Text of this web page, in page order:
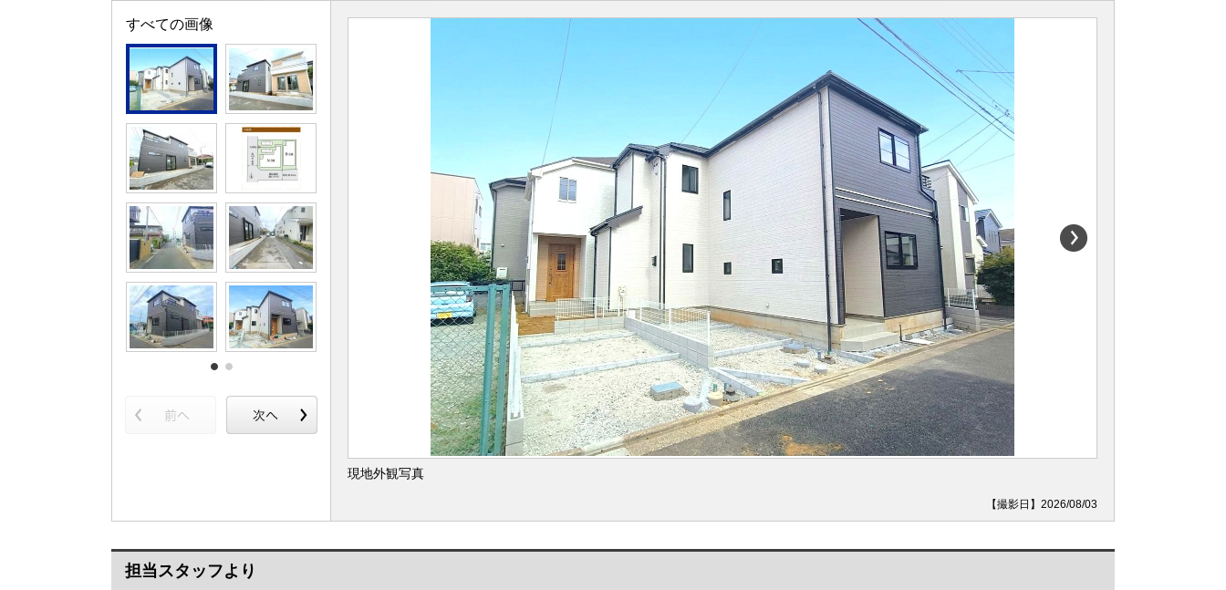
すべての画像
現地外観写真
【撮影日】2026/08/03
担当スタッフより
松戸･柏方面エリア
松戸･柏方面エリアの新築一戸建
松戸･柏方面エリアの中古一戸建
松戸･柏方面エリアのマンション
松戸･柏方面エリアの土地
四街道･佐倉･八千代方面エリアのマンション
四街道･佐倉･八千代方面エリアの土地
船橋･市川･浦安方面エリア
船橋･市川･浦安方面エリアの新築一戸建
船橋･市川･浦安方面エリアの中古一戸建
船橋･市川･浦安方面エリアのマンション
船橋･市川･浦安方面エリアの土地
千葉市エリア
千葉市エリアの新築一戸建
千葉市エリアの中古一戸建
千葉市エリアのマンション
千葉市エリアの土地
外房エリアの土地
内房エリア
内房エリアの新築一戸建
内房エリアの中古一戸建
内房エリアのマンション
内房エリアの土地
東京全域エリア
東京全域エリアの新築一戸建
東京全域エリアの中古一戸建
東京全域エリアのマンション
東京全域エリアの土地
神奈川全域エリア
神奈川全域エリアの新築一戸建
神奈川全域エリアの中古一戸建
神奈川全域エリアのマンション
沖縄全域エリア
沖縄全域エリアの新築一戸建
沖縄全域エリアの中古一戸建
沖縄全域エリアのマンション
沖縄全域エリアの土地